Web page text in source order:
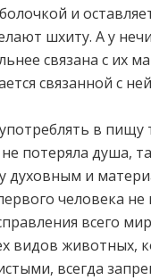
и
шхиту. А у
связана с их
связанной с
в пищу
потеряла душа,
духовным и
человека
всего
видов животных,
всегда